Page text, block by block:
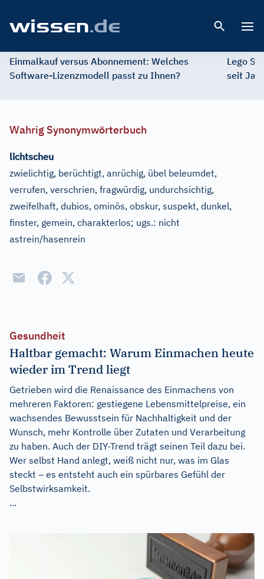
Einmalkauf versus Abonnement: Welches
Software-Lizenzmodell passt zu Ihnen?
Lego
seit
Wahrig Synonymwörterbuch
lichtscheu
zwielichtig, berüchtigt, anrüchig, übel beleumdet,
verrufen, verschrien, fragwürdig, undurchsichtig,
zweifelhaft, dubios, ominös, obskur, suspekt, dunkel,
finster, gemein, charakterlos; ugs.: nicht
astrein/hasenrein
Gesundheit
Haltbar gemacht: Warum Einmachen heute
wieder im Trend liegt
Getrieben wird die Renaissance des Einmachens von
mehreren Faktoren: gestiegene Lebensmittelpreise, ein
wachsendes Bewusstsein für Nachhaltigkeit und der
Wunsch, mehr Kontrolle über Zutaten und Verarbeitung
zu haben. Auch der DIY-Trend trägt seinen Teil dazu bei.
Wer selbst Hand anlegt, weiß nicht nur, was im Glas
steckt – es entsteht auch ein spürbares Gefühl der
Selbstwirksamkeit.
...